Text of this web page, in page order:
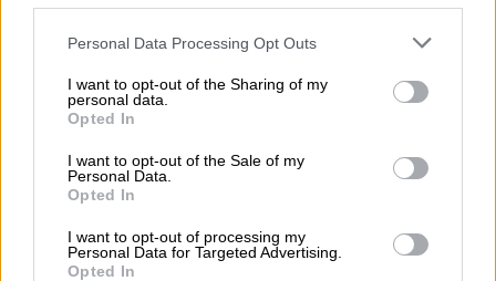
Please note that this website/app uses one or more Google
not limited to your visit or usage behaviour. You may click to
grant or deny consent to Google and its third-party tags to
use your data for below specified purposes in below Google
consent section.
Personal Data Processing Opt Outs
I want to opt-out of the Sharing of my
personal data.
Opted In
I want to opt-out of the Sale of my
Personal Data.
Opted In
I want to opt-out of processing my
Personal Data for Targeted Advertising.
Opted In
Η επιδότηση αφορά smartphone
συγκεκριμένων τεχνικών προδιαγραφών που
μπορούν να υποστηρίξουν σύγχρονες
εφαρμογές επικοινωνίας και
προσβασιμότητας. Η διάθεση των συσκευών
θα πραγματοποιηθεί αποκλειστικά μέσω των
επίσημων παρόχων κινητής τηλεφωνίας και
συμμετέχουν στη δράση.